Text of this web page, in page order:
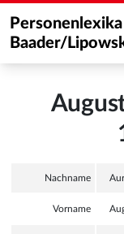
Personenlexika
Baader/
Nachname
Vorname